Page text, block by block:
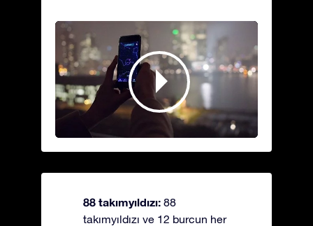
88 takımyıldızı: 88
takımyıldızı ve 12 burcun her